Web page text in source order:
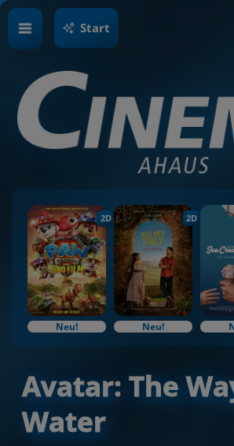
Start
2D
Neu!
2D
Neu!
Avatar: The
Water